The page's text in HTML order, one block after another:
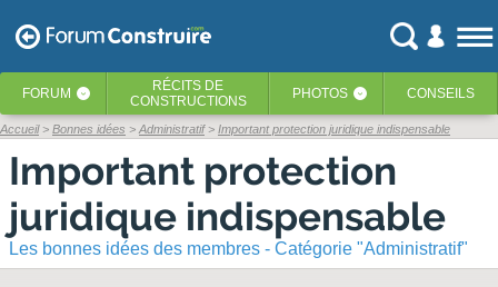
FORUM ‹ RÉCITS DE
CONSTRUCTIONS
PHOTOS ‹ CONSEILS
Accueil Bonnes idées Administratif Important protection juridique indispensable
Important protection
juridique indispensable
Les bonnes idées des membres - Catégorie "Administratif"